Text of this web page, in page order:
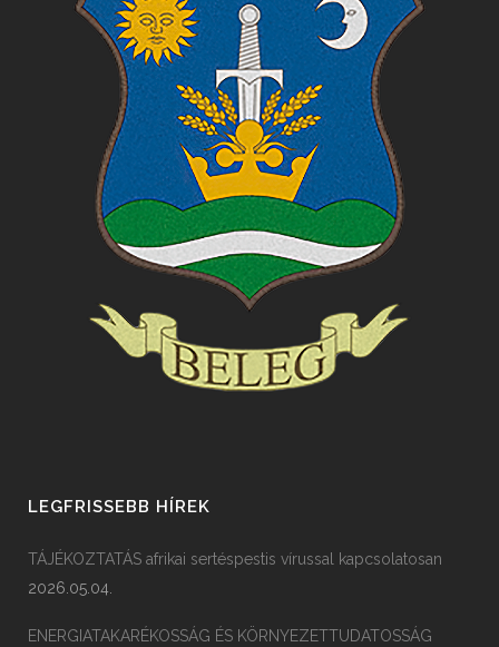
LEGFRISSEBB HÍREK
TÁJÉKOZTATÁS afrikai sertéspestis vírussal kapcsolatosan
2026.05.04.
ENERGIATAKARÉKOSSÁG ÉS KÖRNYEZETTUDATOSSÁG